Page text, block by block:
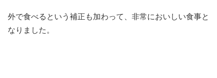
外で食べるという補正も加わって、非常においしい食事と
なりました。